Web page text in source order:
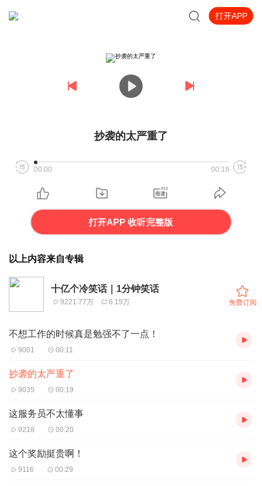
打开APP
抄袭的太严重了
00:00 00:19
打开APP 收听完整版
以上内容来自专辑
十亿个冷笑话｜1分钟笑话
9221.77万 6.15万 免费订阅
不想工作的时候真是勉强不了一点！
9001 00:11
抄袭的太严重了
9035 00:19
这服务员不太懂事
9218 00:20
这个奖励挺贵啊！
9116 00:29